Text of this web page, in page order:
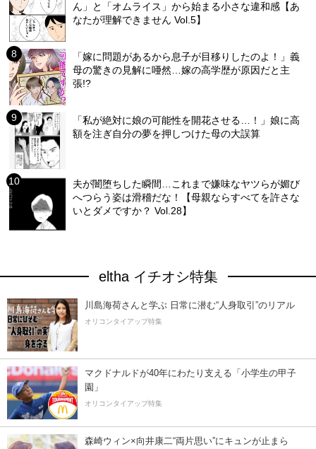
ん」と「オムライス」から始まる小さな違和感【あ
なたが理解できません Vol.5】
「嫁に問題があるから息子が目移りしたのよ！」義
母の驚きの見解に唖然…嫁の高学歴が原因だと主
張!?
「私が絶対に娘の可能性を開花させる…！」娘に高
額を注ぎ自分の夢を押しつけた母の大誤算
夫が闇堕ちした瞬間…これまで嫌味なヤツらが媚び
へつらう姿は滑稽だな！【母親ならすべてを許さな
いとダメですか？ Vol.28】
eltha イチオシ特集
川島海荷さんと学ぶ 日常に潜む“人身取引”のリアル
オリコンタイアップ特集
マクドナルドが40年にわたり支える「小学生の甲子
園」
オリコンタイアップ特集
森崎ウィン×向井康二“両片思い”にキュンが止まら